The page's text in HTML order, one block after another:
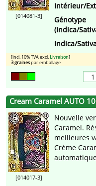
[014081-3]
Intérieur/
Génotype
(Indica/
Indica/
[incl. 10% TVA excl. Livraison]
3 grainespar emballage
Cream Caramel AUTO
[014017-3]
Nouvelle
Caramel.
meilleures
Crème